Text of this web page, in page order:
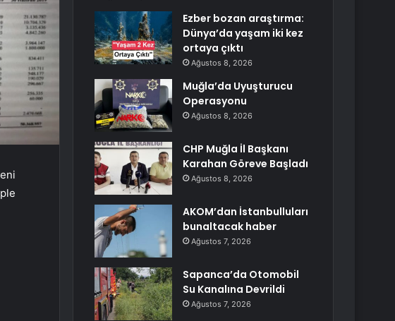
Ezber bozan araştırma:
Dünya’da yaşam iki kez
ortaya çıktı
Ağustos 8, 2026
Muğla’da Uyuşturucu
Operasyonu
Ağustos 8, 2026
CHP Muğla İl Başkanı
Karahan Göreve Başladı
Ağustos 8, 2026
AKOM’dan İstanbulluları
bunaltacak haber
Ağustos 7, 2026
Sapanca’da Otomobil
Su Kanalına Devrildi
Ağustos 7, 2026